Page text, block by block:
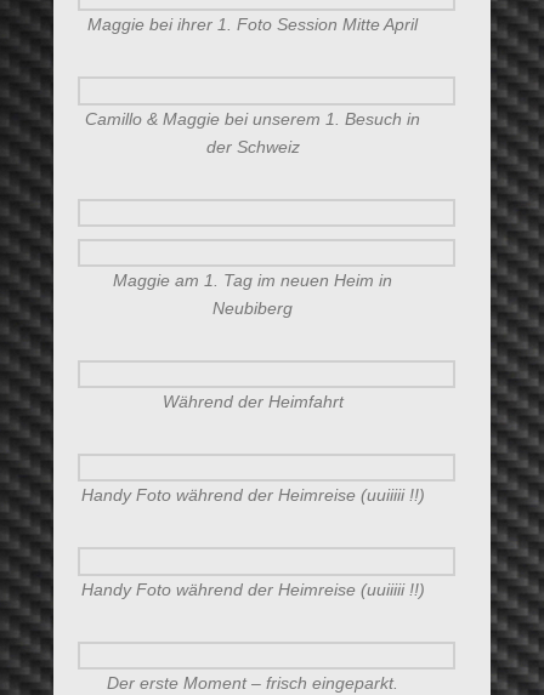
Maggie bei ihrer 1. Foto Session Mitte April
Camillo & Maggie bei unserem 1. Besuch in
der Schweiz
Maggie am 1. Tag im neuen Heim in
Neubiberg
Während der Heimfahrt
Handy Foto während der Heimreise (uuiiiii !!)
Handy Foto während der Heimreise (uuiiiii !!)
Der erste Moment – frisch eingeparkt.